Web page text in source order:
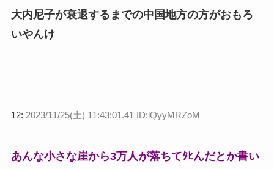
大内尼子が衰退するまでの中国地方の方がおもろ
いやんけ
12: 2023/11/25(土) 11:43:01.41 ID:lQyyMRZoM
あんな小さな崖から3万人が落ちてﾀﾋんだとか書い